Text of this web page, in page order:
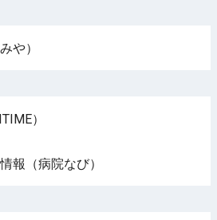
や）
）
報（病院なび）